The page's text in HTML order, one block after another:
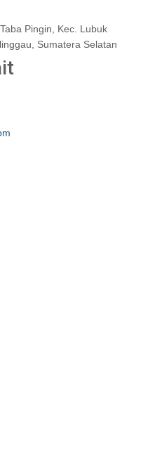
Pingin, Kec. Lubuk
Sumatera Selatan